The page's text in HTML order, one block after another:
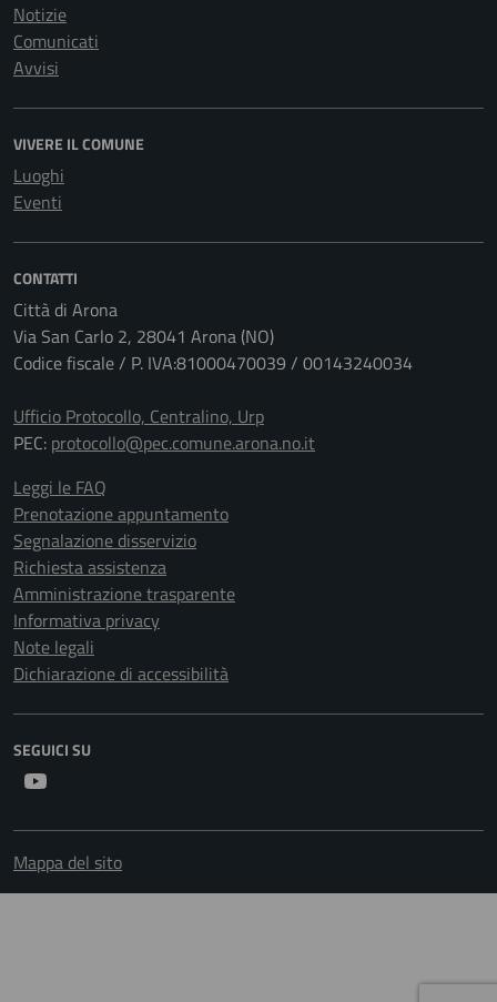
Notizie
Comunicati
Avvisi
VIVERE IL COMUNE
Luoghi
Eventi
CONTATTI
Città di Arona
Via San Carlo 2, 28041 Arona (NO)
Codice fiscale / P. IVA:81000470039 / 00143240034
Ufficio Protocollo, Centralino, Urp
PEC: protocollo@pec.comune.arona.no.it
Leggi le FAQ
Prenotazione appuntamento
Segnalazione disservizio
Richiesta assistenza
Amministrazione trasparente
Informativa privacy
Note legali
Dichiarazione di accessibilità
SEGUICI SU
Mappa del sito